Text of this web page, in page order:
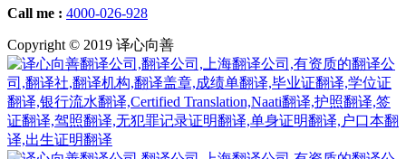
Call me : 4000-026-928
Copyright © 2019 译心向善